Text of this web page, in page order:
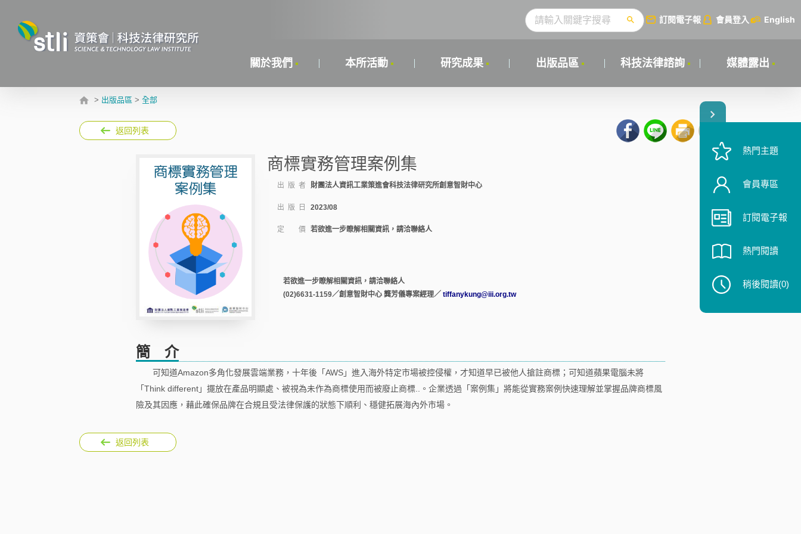
訂閱電子報 會員登入 English
關於我們 本所活動 研究成果 出版品區 科技法律諮詢 媒體露出
> 出版品區 > 全部
返回列表
商標實務管理案例集
出 版 者 財團法人資訊工業策進會科技法律研究所創意智財中心
出 版 日 2023/08
定 價 若欲進一步瞭解相關資訊，請洽聯絡人
若欲進一步瞭解相關資訊，請洽聯絡人
(02)6631-1159／創意智財中心 龔芳儀專案經理／ tiffanykung@iii.org.tw
簡 介
可知道Amazon多角化發展雲端業務，十年後「AWS」進入海外特定市場被控侵權，才知道早已被他人搶註商標；可知道蘋果電腦未將
「Think different」擺放在產品明顯處、被視為未作為商標使用而被廢止商標..。企業透過「案例集」將能從實務案例快速理解並掌握品牌商標風
險及其因應，藉此確保品牌在合規且受法律保護的狀態下順利、穩健拓展海內外市場。
返回列表
熱門主題
會員專區
訂閱電子報
熱門閱讀
稍後閱讀(0)